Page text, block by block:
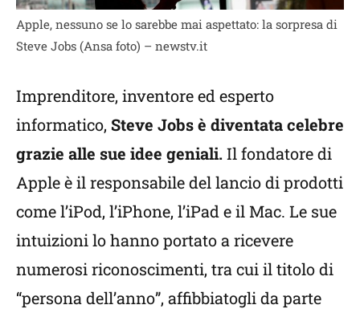
Apple, nessuno se lo sarebbe mai aspettato: la sorpresa di
Steve Jobs (Ansa foto) – newstv.it
Imprenditore, inventore ed esperto
informatico, Steve Jobs è diventata celebre
grazie alle sue idee geniali.Il fondatore di
Apple è il responsabile del lancio di prodotti
come l’iPod, l’iPhone, l’iPad e il Mac. Le sue
intuizioni lo hanno portato a ricevere
numerosi riconoscimenti, tra cui il titolo di
“persona dell’anno”, affibbiatogli da parte